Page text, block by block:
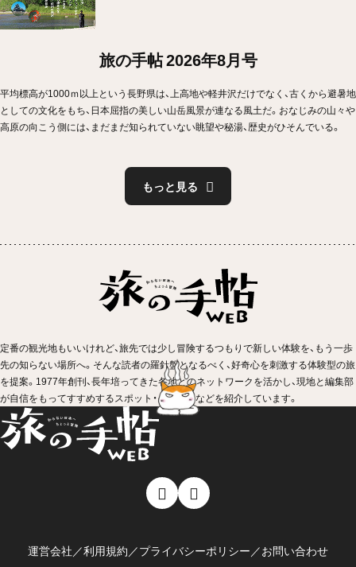
旅の手帖 2026年8月号
平均標高が1000ｍ以上という長野県は、上高地や軽井沢だけでなく、古くから避暑地
としての文化をもち、日本屈指の美しい山岳風景が連なる風土だ。おなじみの山々や
高原の向こう側には、まだまだ知られていない眺望や秘湯、歴史がひそんでいる。
もっと見る
定番の観光地もいいけれど、旅先では少し冒険するつもりで新しい体験を、もう一歩
先の知らない場所へ。そんな読者の羅針盤となるべく、好奇心を刺激する体験型の旅
を提案。1977年創刊、長年培ってきた各地とのネットワークを活かし、現地と編集部
が自信をもってすすめするスポット・イベントなどを紹介しています。
運営会社／利用規約／プライバシーポリシー／お問い合わせ